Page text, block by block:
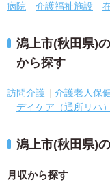
病院 介護福祉施設
潟上市(秋田県)
から探す
訪問介護 介護老人保
デイケア（通所リハ）
潟上市(秋田県)
月収から探す